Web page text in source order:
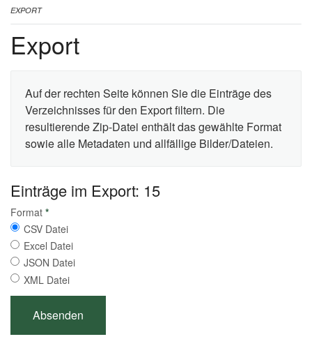
EXPORT
Export
Auf der rechten Seite können Sie die Einträge des
Verzeichnisses für den Export filtern. Die
resultierende Zip-Datei enthält das gewählte Format
sowie alle Metadaten und allfällige Bilder/Dateien.
Einträge im Export: 15
Format *
CSV Datei
Excel Datei
JSON Datei
XML Datei